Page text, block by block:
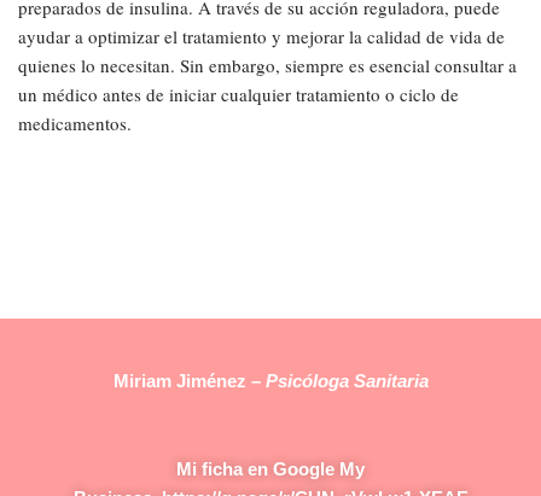
preparados de insulina. A través de su acción reguladora, puede
ayudar a optimizar el tratamiento y mejorar la calidad de vida de
quienes lo necesitan. Sin embargo, siempre es esencial consultar a
un médico antes de iniciar cualquier tratamiento o ciclo de
medicamentos.
Miriam Jiménez –Psicóloga Sanitaria
Mi ficha en Google My